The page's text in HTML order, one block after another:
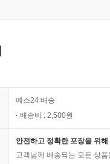
예스24 배송
배송비 : 2,500원
안전하고 정확한 포장을 위
고객님께 배송되는 모든 상